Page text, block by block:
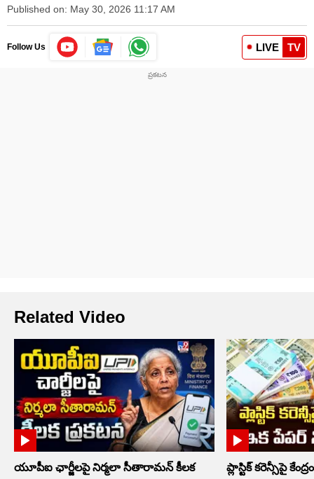
Published on: May 30, 2026 11:17 AM
Follow Us LIVE TV
Related Video
యూపీఐ ఛార్జీలపై నిర్మలా సీతారామన్ కీలక
ప్లాస్టిక్‌ కరెన్సీపై